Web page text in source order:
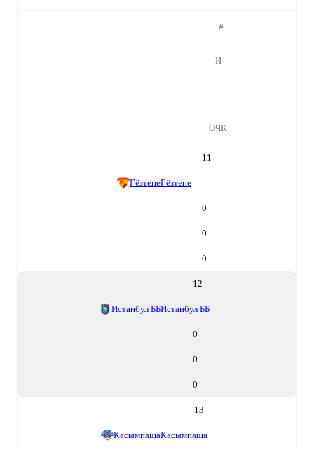
#
И
=
ОЧК
11
ГёзтепеГёзтепе
0
0
0
12
Истанбул ББИстанбул ББ
0
0
0
13
КасымпашаКасымпаша